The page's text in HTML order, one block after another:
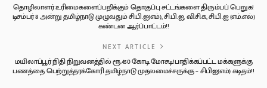
தொழிலாளர் உரிமைகளைப்பறிக்கும் தொகுப்பு சட்டங்களை திரும்பப் பெறுக!
டிசம்பர் 8 அன்று தமிழ்நாடு முழுவதும் சி.பி.ஐ(எம்), சி.பி.ஐ, வி.சி.க, சி.பி.ஐ (எம்.எல்)
கண்டன ஆர்ப்பாட்டம்!!
NEXT ARTICLE
மயிலாப்பூர் நிதி நிறுவனத்தில் ரூ.450 கோடி மோசடி!பாதிக்கப்பட்ட மக்களுக்கு
பணத்தை பெற்றுத்தரக்கோரி தமிழ்நாடு முதலமைச்சருக்கு – சிபிஐ(எம்) கடிதம்!!